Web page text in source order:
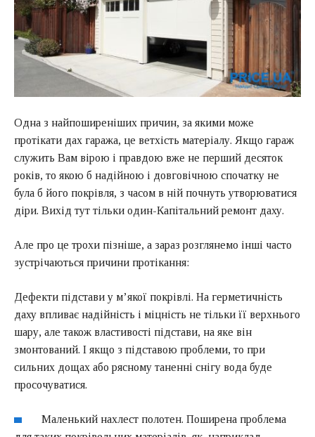
Одна з найпоширеніших причин, за якими може
протікати дах гаража, це ветхість матеріалу. Якщо гараж
служить Вам вірою і правдою вже не перший десяток
років, то якою б надійною і довговічною спочатку не
була б його покрівля, з часом в ній почнуть утворюватися
діри. Вихід тут тільки один-Капітальний ремонт даху.
Але про це трохи пізніше, а зараз розглянемо інші часто
зустрічаються причини протікання:
Дефекти підстави у м’якої покрівлі. На герметичність
даху впливає надійність і міцність не тільки її верхнього
шару, але також властивості підстави, на яке він
змонтований. І якщо з підставою проблеми, то при
сильних дощах або рясному таненні снігу вода буде
просочуватися.
Маленький нахлест полотен. Поширена проблема